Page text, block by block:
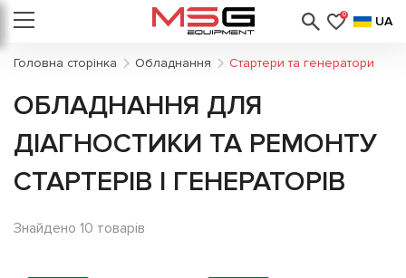
0 UA
Головна сторінка Обладнання Стартери та генератори
ОБЛАДНАННЯ ДЛЯ
ДІАГНОСТИКИ ТА РЕМОНТУ
СТАРТЕРІВ І ГЕНЕРАТОРІВ
Знайдено 10 товарів